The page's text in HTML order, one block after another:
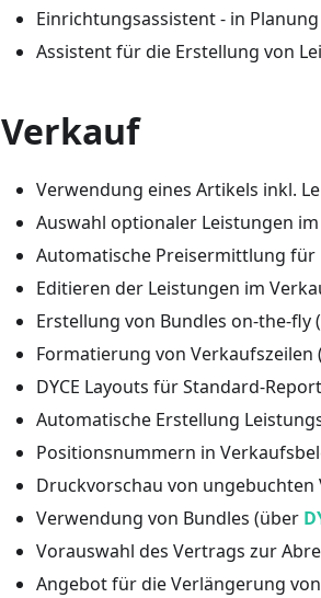
Einrichtungsassistent - in Planung
Assistent für die Erstellung von
Verkauf
Verwendung eines Artikels inkl.
Auswahl optionaler Leistungen
Automatische Preisermittlung für
Editieren der Leistungen im
Erstellung von Bundles on-the-fly
Formatierung von Verkaufszeilen
DYCE Layouts für Standard-
Automatische Erstellung
Positionsnummern in
Druckvorschau von ungebuchten
Verwendung von Bundles (über
Vorauswahl des Vertrags zur
Angebot für die Verlängerung